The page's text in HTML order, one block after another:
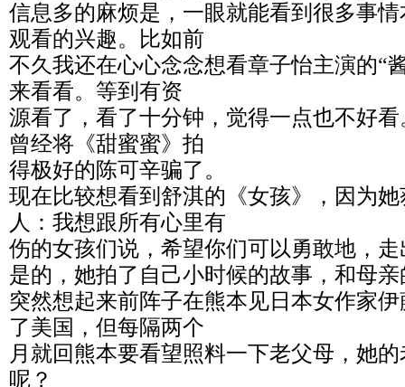
信息多的麻烦是，一眼就能看到很多事
观看的兴趣。比如前
不久我还在心心念念想看章子怡主演的“
来看看。等到有资
源看了，看了十分钟，觉得一点也不好
曾经将《甜蜜蜜》拍
得极好的陈可辛骗了。
现在比较想看到舒淇的《女孩》，因为
人：我想跟所有心里有
伤的女孩们说，希望你们可以勇敢地，
是的，她拍了自己小时候的故事，和母
突然想起来前阵子在熊本见日本女作家
了美国，但每隔两个
月就回熊本要看望照料一下老父母，她
呢？